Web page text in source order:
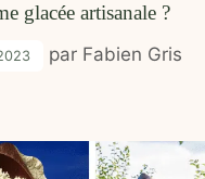
glacée artisanale ?
par Fabien Gris